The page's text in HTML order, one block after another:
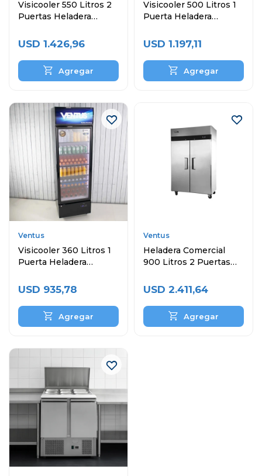
Visicooler 550 Litros 2
Puertas Heladera
USD 1.426,96
Visicooler 500 Litros 1
Puerta Heladera
USD 1.197,11
Ventus
Visicooler 360 Litros 1
Puerta Heladera
USD 935,78
Ventus
Heladera Comercial
900 Litros 2 Puertas
USD 2.411,64